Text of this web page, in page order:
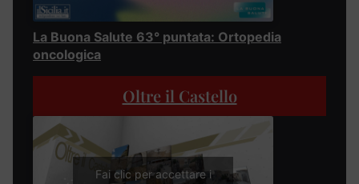
La Buona Salute 63° puntata: Ortopedia
oncologica
Oltre il Castello
Fai clic per accettare i